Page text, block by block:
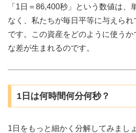
「1日＝86,400秒」という数値は、
なく、私たちが毎日平等に与えられ
です。この資産をどのように使うか
な差が生まれるのです。
1日は何時間何分何秒？
1日をもっと細かく分解してみましょ